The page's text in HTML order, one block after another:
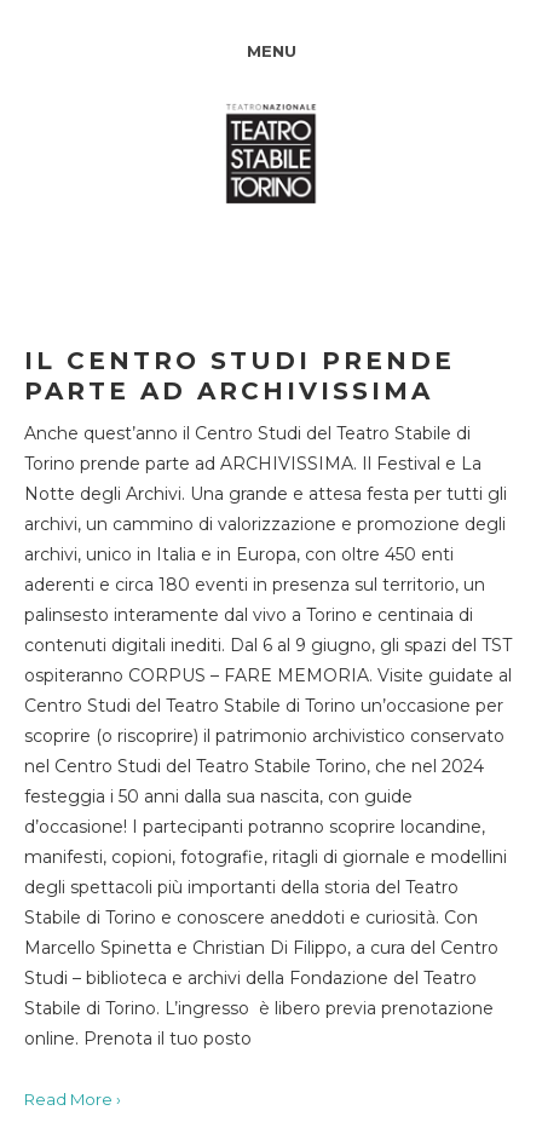
MENU
IL CENTRO STUDI PRENDE
PARTE AD ARCHIVISSIMA
Anche quest’anno il Centro Studi del Teatro Stabile di
Torino prende parte ad ARCHIVISSIMA. Il Festival e La
Notte degli Archivi. Una grande e attesa festa per tutti gli
archivi, un cammino di valorizzazione e promozione degli
archivi, unico in Italia e in Europa, con oltre 450 enti
aderenti e circa 180 eventi in presenza sul territorio, un
palinsesto interamente dal vivo a Torino e centinaia di
contenuti digitali inediti. Dal 6 al 9 giugno, gli spazi del TST
ospiteranno CORPUS – FARE MEMORIA. Visite guidate al
Centro Studi del Teatro Stabile di Torino un’occasione per
scoprire (o riscoprire) il patrimonio archivistico conservato
nel Centro Studi del Teatro Stabile Torino, che nel 2024
festeggia i 50 anni dalla sua nascita, con guide
d’occasione! I partecipanti potranno scoprire locandine,
manifesti, copioni, fotografie, ritagli di giornale e modellini
degli spettacoli più importanti della storia del Teatro
Stabile di Torino e conoscere aneddoti e curiosità. Con
Marcello Spinetta e Christian Di Filippo, a cura del Centro
Studi – biblioteca e archivi della Fondazione del Teatro
Stabile di Torino. L’ingresso è libero previa prenotazione
online. Prenota il tuo posto
Read More ›